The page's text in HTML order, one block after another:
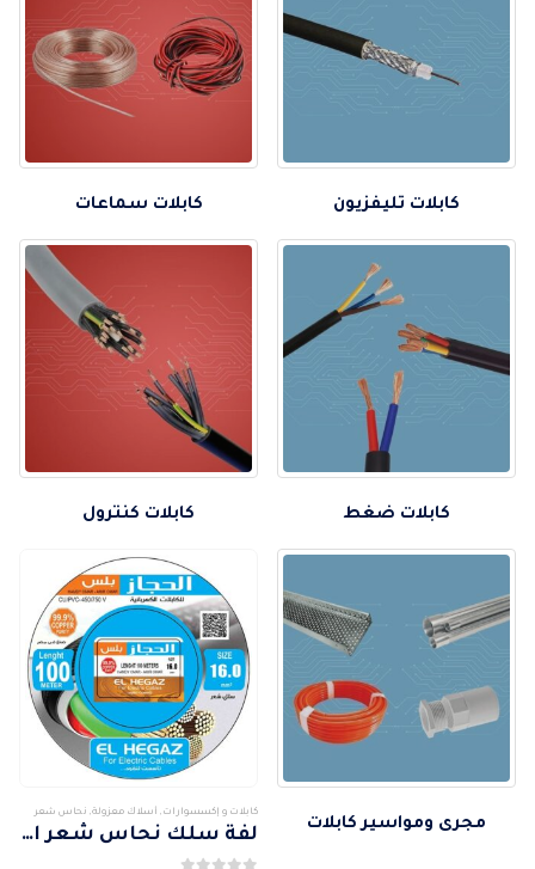
كابلات تليفزيون كابلات سماعات
كابلات ضغط كابلات كنترول
مجرى ومواسير كابلات
كابلات و إكسسوارات , أسلاك معزولة, نحاس شعر
لفة سلك نحاس شعر الحجاز 16مم